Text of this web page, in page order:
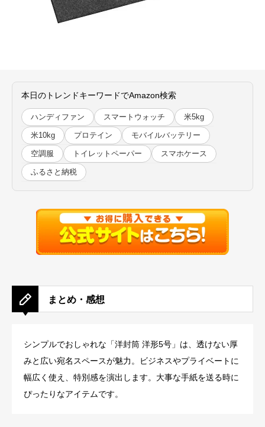
本日のトレンドキーワードでAmazon検索
ハンディファン スマートウォッチ 米5kg
米10kg プロテイン モバイルバッテリー
空調服 トイレットペーパー スマホケース
ふるさと納税
まとめ・感想
シンプルでおしゃれな「洋封筒 洋形5号」は、透けない厚
みと広い宛名スペースが魅力。ビジネスやプライベートに
幅広く使え、特別感を演出します。大事な手紙を送る時に
ぴったりなアイテムです。